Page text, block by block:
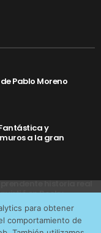
de Pablo Moreno
y
a la gran
historia real
en Rocky
para obtener
comportamiento de
servicios que
y